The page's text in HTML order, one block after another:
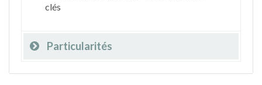
clés
Particularités